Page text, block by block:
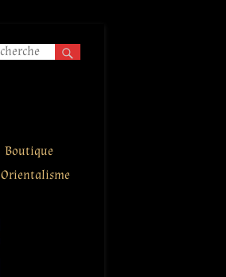
Boutique
Orientalisme